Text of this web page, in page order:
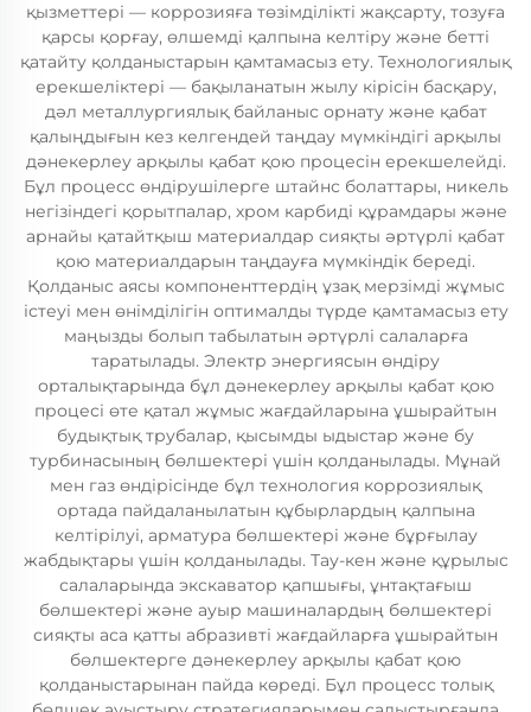
қызметтері — коррозияға төзімділікті жақсарту, тозуға
қарсы қорғау, өлшемді қалпына келтіру және бетті
қатайту қолданыстарын қамтамасыз ету. Технологиялық
ерекшеліктері — бақыланатын жылу кірісін басқару,
дәл металлургиялық байланыс орнату және қабат
қалыңдығын кез келгендей таңдау мүмкіндігі арқылы
дәнекерлеу арқылы қабат қою процесін ерекшелейді.
Бұл процесс өндірушілерге штайнс болаттары, никель
негізіндегі қорытпалар, хром карбиді құрамдары және
арнайы қатайтқыш материалдар сияқты әртүрлі қабат
қою материалдарын таңдауға мүмкіндік береді.
Қолданыс аясы компоненттердің ұзақ мерзімді жұмыс
істеуі мен өнімділігін оптималды түрде қамтамасыз ету
маңызды болып табылатын әртүрлі салаларға
таратылады. Электр энергиясын өндіру
орталықтарында бұл дәнекерлеу арқылы қабат қою
процесі өте қатал жұмыс жағдайларына ұшырайтын
будықтық трубалар, қысымды ыдыстар және бу
турбинасының бөлшектері үшін қолданылады. Мұнай
мен газ өндірісінде бұл технология коррозиялық
ортада пайдаланылатын құбырлардың қалпына
келтірілуі, арматура бөлшектері және бұрғылау
жабдықтары үшін қолданылады. Тау-кен және құрылыс
салаларында экскаватор қапшығы, ұнтақтағыш
бөлшектері және ауыр машиналардың бөлшектері
сияқты аса қатты абразивті жағдайларға ұшырайтын
бөлшектерге дәнекерлеу арқылы қабат қою
қолданыстарынан пайда көреді. Бұл процесс толық